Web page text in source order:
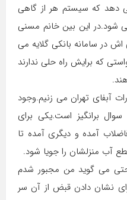
دهد که سیستم هر از گاهی
این بین خانم مسنی
در سامانه بانکی گلایه می
که برایش راه حلی ندارند
آبفای تهران می زنیم.وجود
سوال برانگیز است.یکی برای
آمده و دیگری آمده تا
آب منزلشان را جویا شود.
می گوید من مجبور شدم
نشان دادن قبض از آن سر